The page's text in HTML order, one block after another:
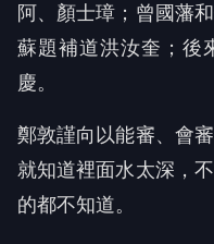
阿、顏士璋；曾國藩
蘇題補道洪汝奎；後
慶。
鄭敦謹向以能審、會
就知道裡面水太深，
的都不知道。